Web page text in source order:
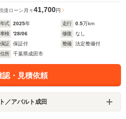
価ローン 月々41,700円
年式 2025年 走行 0.5万km
車検
'28/06 修復
なし
保証
保証付 整備
法定整備付
住所
千葉県成田市
認・見積依頼
／アバルト成田